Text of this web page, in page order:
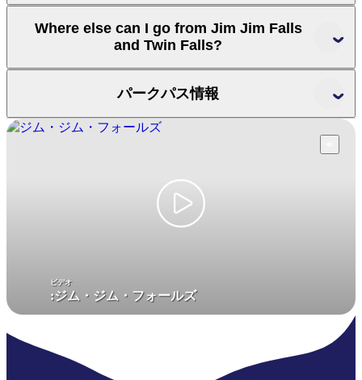
Marrawuddi Gallery
Where else can I go from Jim Jim Falls
and Twin Falls?
Motor Car Falls
パークパス情報
Kakadu park pass
purchase your pass online
Park passes purchased to visit
the park between
Park pass prices
Pass type
Dry season
15 May – 31 October
16 years and over
ビデオ
:ジム・ジム・フォールズ